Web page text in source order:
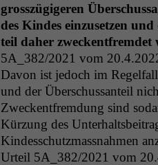
grosszügigeren
des Kindes einzuset­zen
teil daher zweck­ent­fremdet
5A_382/2021 vom
Davon ist jedoch im
und der Über­schus­san­teil
Zweck­ent­frem­dung sind
Kürzung des
Kindess­chutz­mass­nah­men
Urteil 5A_382/2021 vom